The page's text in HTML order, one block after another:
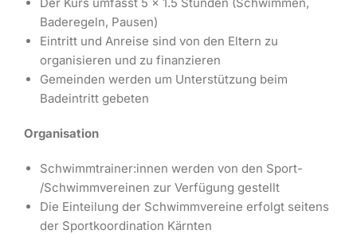
Baderegeln, Pausen)
Eintritt und Anreise sind von den Eltern zu
organisieren und zu finanzieren
Gemeinden werden um Unterstützung beim
Badeintritt gebeten
Organisation
Schwimmtrainer:innen werden von den Sport-
/Schwimmvereinen zur Verfügung gestellt
Die Einteilung der Schwimmvereine erfolgt seitens
der Sportkoordination Kärnten